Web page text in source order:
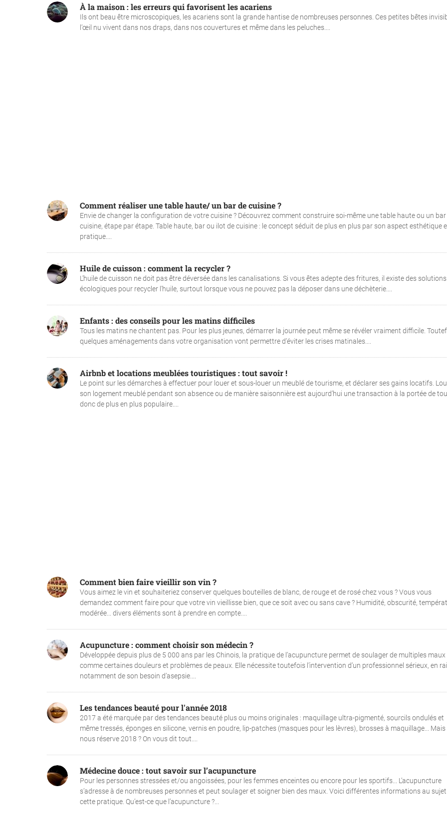
À la maison : les erreurs qui favorisent les acariens
Ils ont beau être microscopiques, les acariens sont la grande hantise de nombreuses personnes. Ces petites bêtes
l’œil nu vivent dans nos draps, dans nos couvertures et même dans les peluches....
Comment réaliser une table haute/ un bar de cuisine ?
Envie de changer la configuration de votre cuisine ? Découvrez comment construire soi-même une table haute ou un bar
cuisine, étape par étape. Table haute, bar ou ilot de cuisine : le concept séduit de plus en plus par son aspect esthétique
pratique....
Huile de cuisson : comment la recycler ?
L’huile de cuisson ne doit pas être déversée dans les canalisations. Si vous êtes adepte des fritures, il existe des solutions
écologiques pour recycler l’huile, surtout lorsque vous ne pouvez pas la déposer dans une déchèterie....
Enfants : des conseils pour les matins difficiles
Tous les matins ne chantent pas. Pour les plus jeunes, démarrer la journée peut même se révéler vraiment difficile.
quelques aménagements dans votre organisation vont permettre d’éviter les crises matinales....
Airbnb et locations meublées touristiques : tout savoir !
Le point sur les démarches à effectuer pour louer et sous-louer un meublé de tourisme, et déclarer ses gains locatifs.
son logement meublé pendant son absence ou de manière saisonnière est aujourd’hui une transaction à la portée de
donc de plus en plus populaire....
Comment bien faire vieillir son vin ?
Vous aimez le vin et souhaiteriez conserver quelques bouteilles de blanc, de rouge et de rosé chez vous ? Vous vous
demandez comment faire pour que votre vin vieillisse bien, que ce soit avec ou sans cave ? Humidité, obscurité,
modérée... divers éléments sont à prendre en compte....
Acupuncture : comment choisir son médecin ?
Développée depuis plus de 5 000 ans par les Chinois, la pratique de l’acupuncture permet de soulager de multiples maux
comme certaines douleurs et problèmes de peaux. Elle nécessite toutefois l’intervention d’un professionnel sérieux, en
notamment de son besoin d’asepsie....
Les tendances beauté pour l'année 2018
2017 a été marquée par des tendances beauté plus ou moins originales : maquillage ultra-pigmenté, sourcils ondulés et
même tressés, éponges en silicone, vernis en poudre, lip-patches (masques pour les lèvres), brosses à maquillage... Mais
nous réserve 2018 ? On vous dit tout....
Médecine douce : tout savoir sur l’acupuncture
Pour les personnes stressées et/ou angoissées, pour les femmes enceintes ou encore pour les sportifs... L’acupuncture
s’adresse à de nombreuses personnes et peut soulager et soigner bien des maux. Voici différentes informations au
cette pratique. Qu’est-ce que l’acupuncture ?...